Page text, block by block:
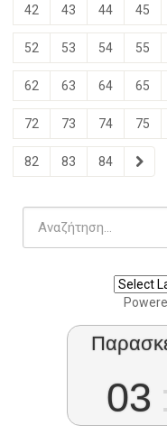
42 43 44 45
52 53 54 55
62 63 64 65
72 73 74 75
82 83 84
03 :